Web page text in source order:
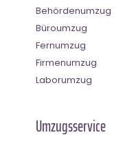
Behördenumzug
Büroumzug
Fernumzug
Firmenumzug
Laborumzug
Umzugsservice